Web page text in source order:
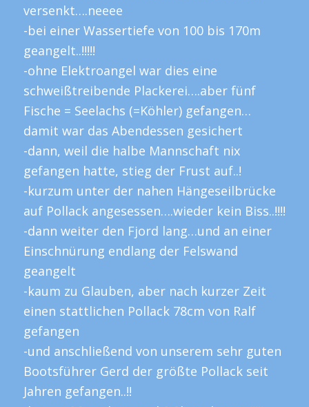
versenkt….neeee
-bei einer Wassertiefe von 100 bis 170m
geangelt..!!!!!
-ohne Elektroangel war dies eine
schweißtreibende Plackerei….aber fünf
Fische = Seelachs (=Köhler) gefangen…
damit war das Abendessen gesichert
-dann, weil die halbe Mannschaft nix
gefangen hatte, stieg der Frust auf..!
-kurzum unter der nahen Hängeseilbrücke
auf Pollack angesessen….wieder kein Biss..!!!!
-dann weiter den Fjord lang…und an einer
Einschnürung endlang der Felswand
geangelt
-kaum zu Glauben, aber nach kurzer Zeit
einen stattlichen Pollack 78cm von Ralf
gefangen
-und anschließend von unserem sehr guten
Bootsführer Gerd der größte Pollack seit
Jahren gefangen..!!